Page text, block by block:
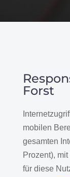
Forst
mobilen
gesamten
Prozent),
für diese